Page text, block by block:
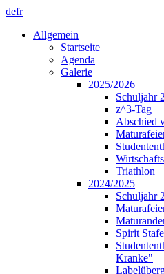
defr
Allgemein
Startseite
Agenda
Galerie
2025/2026
Schuljahr
z^3-Tag
Abschied
Triathlon
2024/2025
Schuljahr
Spirit
Kranke"